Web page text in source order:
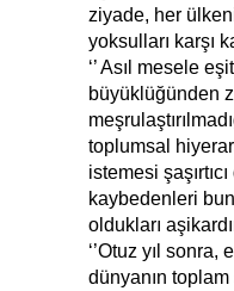
ziyade, her
yoksulları karşı
‘’ Asıl mesele
büyüklüğünden
toplumsal
istemesi
kaybedenleri
oldukları
‘’Otuz yıl
dünyanın toplam